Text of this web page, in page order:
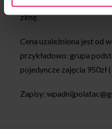
zimę.
Cena uzależniona jest od
przykładowo: grupa
pojedyncze zajęcia 950zł
Zapisy: